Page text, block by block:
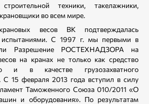
строительной техники, такелажники,
во всем мире.
весов ВК подтверждалась
испытаниями. С 1997 г. мы первыми в
Разрешение РОСТЕХНАДЗОРА на
на кранах не только как средство
и в качестве грузозахватного
С 15 февраля 2013 года вступил в силу
Таможенного Союза 010/2011 «О
и оборудования». По результатам